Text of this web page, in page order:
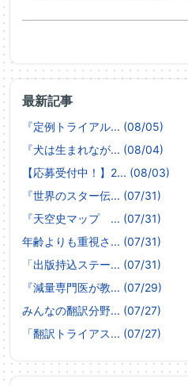
最新記事
『定例トライアル... (08/05)
『犬は生まれなが... (08/04)
【応募受付中！】2... (08/03)
『世界のスター伝... (07/31)
『天空史マップ ... (07/31)
年齢よりも重視さ... (07/31)
「出版持込ステー... (07/31)
『減量専門医が教... (07/29)
みんなの翻訳分野... (07/27)
「翻訳トライアス... (07/27)